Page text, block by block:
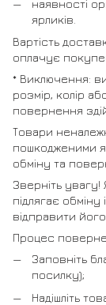
наявності
ярликів.
Вартість
оплачує
* Виключення:
розмір, колір
повернення
Товари
пошкодженими
обміну та
Зверніть
підлягає
відправити
Процес
Заповніть
посилку);
Надішліть